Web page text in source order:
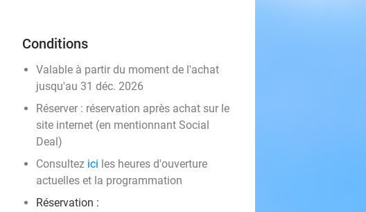
Conditions
Valable à partir du moment de l'achat
jusqu'au 31 déc. 2026
Réserver : réservation après achat sur le
site internet (en mentionnant Social
Deal)
Consultez ici les heures d'ouverture
actuelles et la programmation
Réservation :